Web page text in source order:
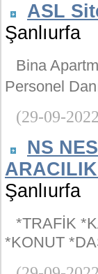
ASL
Şanlıurfa
Bina
Personel
(29-09-
NS
Şanlıurfa
*TRAFİK
*KONUT